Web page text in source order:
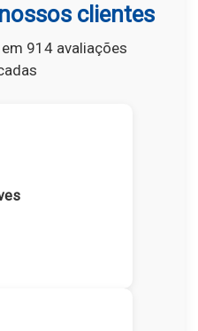
clientes
914 avaliações